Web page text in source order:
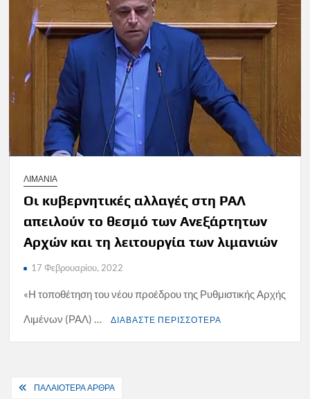
ΛΙΜΑΝΙΑ
Οι κυβερνητικές αλλαγές στη ΡΑΛ
απειλούν το θεσμό των Ανεξάρτητων
Αρχών και τη λειτουργία των λιμανιών
17 Φεβρουαρίου, 2022
«Η τοποθέτηση του νέου προέδρου της Ρυθμιστικής Αρχής
Λιμένων (ΡΑΛ) …
ΔΙΑΒΑΣΤΕ ΠΕΡΙΣΣΟΤΕΡΑ
Πλοήγηση
ΠΑΛΑΙΟΤΕΡΑ ΑΡΘΡΑ